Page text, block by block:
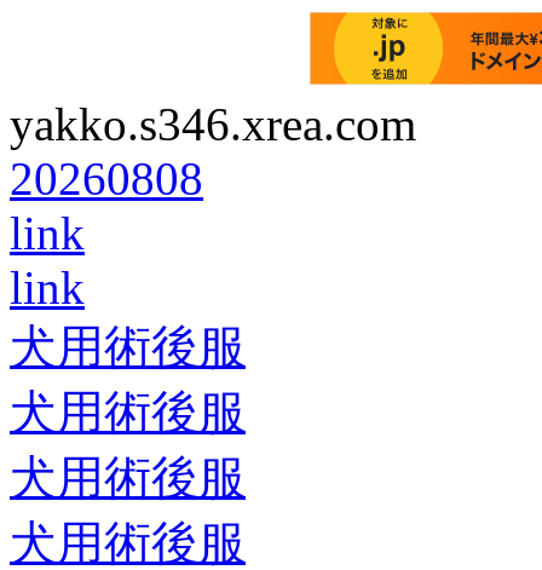
yakko.s346.xrea.com
20260808
link
link
犬用術後服
犬用術後服
犬用術後服
犬用術後服